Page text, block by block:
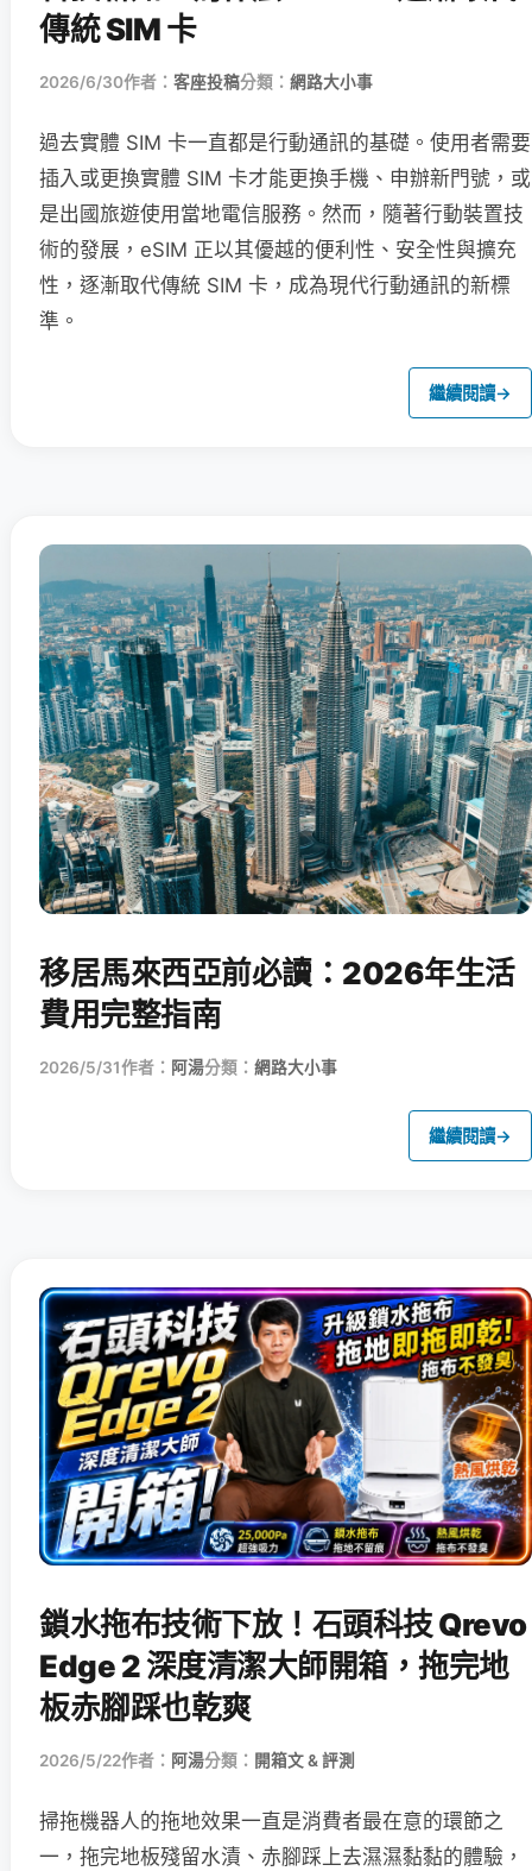
傳統 SIM 卡
2026/6/30作者： 客座投稿分類： 網路大小事
過去實體 SIM 卡一直都是行動通訊的基礎。使用者需要
插入或更換實體 SIM 卡才能更換手機、申辦新門號，或
是出國旅遊使用當地電信服務。然而，隨著行動裝置技
術的發展，eSIM 正以其優越的便利性、安全性與擴充
性，逐漸取代傳統 SIM 卡，成為現代行動通訊的新標
準。
繼續閱讀→
移居馬來西亞前必讀：2026年生活
費用完整指南
2026/5/31作者： 阿湯分類： 網路大小事
繼續閱讀→
鎖水拖布技術下放！石頭科技 Qrevo
Edge 2 深度清潔大師開箱，拖完地
板赤腳踩也乾爽
2026/5/22作者： 阿湯分類： 開箱文 & 評測
掃拖機器人的拖地效果一直是消費者最在意的環節之
一，拖完地板殘留水漬、赤腳踩上去濕濕黏黏的體驗，